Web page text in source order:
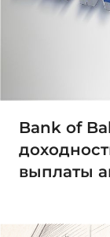
Bank of
выплаты